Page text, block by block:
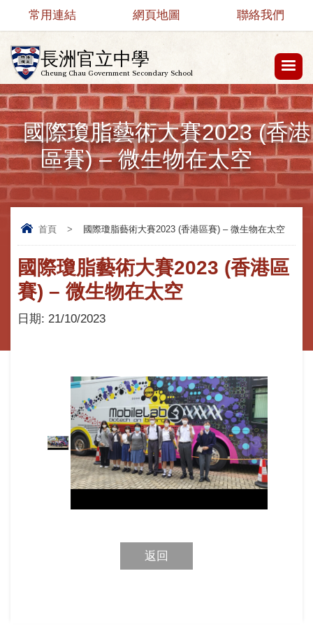
長洲官立中學
Cheung Chau Government Secondary School
常用連結 網頁地圖 聯絡我們
國際瓊脂藝術大賽2023 (香港
區賽) – 微生物在太空
首頁 > 國際瓊脂藝術大賽2023 (香港區賽) – 微生物在太空
國際瓊脂藝術大賽2023 (香港區
賽) – 微生物在太空
日期: 21/10/2023
返回